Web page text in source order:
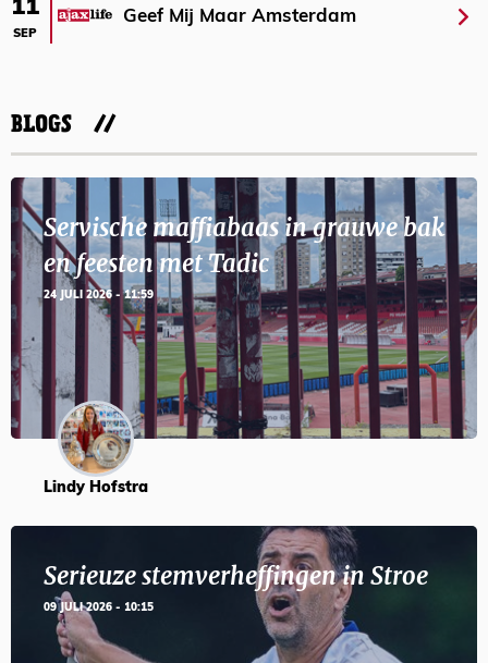
11
SEP
Geef Mij Maar Amsterdam
BLOGS
Servische maffiabaas in grauwe bak
en feesten met Tadic
24 JULI 2026 - 11:59
Lindy Hofstra
Serieuze stemverheffingen in Stroe
09 JULI 2026 - 10:15